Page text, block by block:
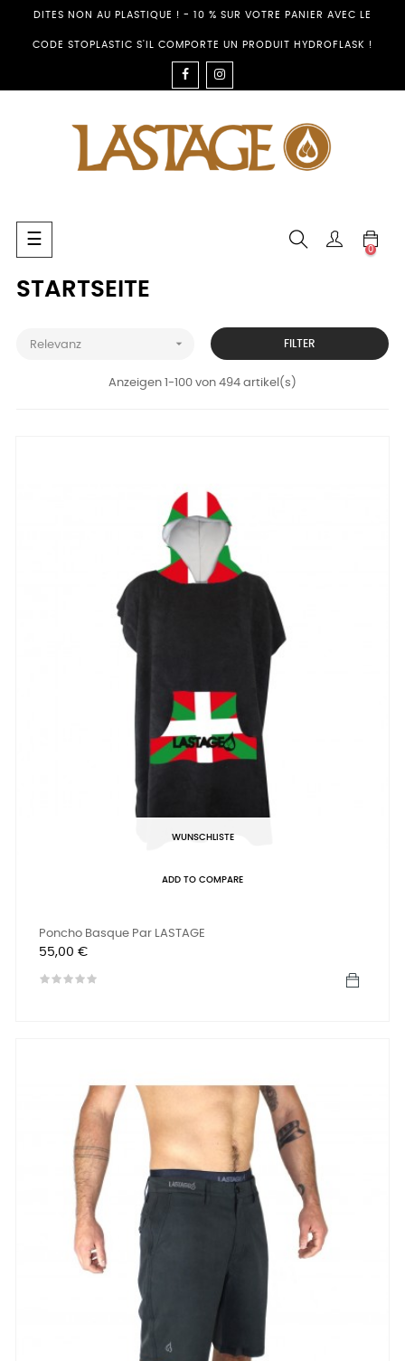
DITES NON AU PLASTIQUE ! - 10 % SUR VOTRE PANIER AVEC LE
CODE STOPLASTIC S'IL COMPORTE UN PRODUIT HYDROFLASK !
FACEBOOK
Umschalten
der
☰
0
STARTSEITE
Relevanz  FILTER
Anzeigen 1-100 von 494 artikel(s)
WUNSCHLISTE
ADD TO COMPARE
Poncho Basque Par LASTAGE
Preis
55,00 €